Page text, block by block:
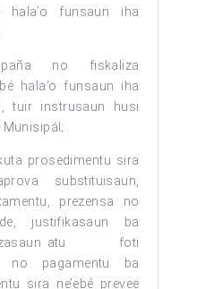
hala’o funsaun iha
no fiskaliza
hala’o funsaun iha
tuir instrusaun husi
Munisipál;
prosedimentu sira
substituisaun,
prezensa no
justifikasaun ba
atu foti
no pagamentu ba
sira ne’ebé prevee